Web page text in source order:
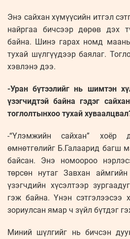
Энэ сайхан хүмүүсийн итгэл
найргаа бичсээр дөрөв дэх
байна. Шинэ гарах номд
тухай шүлгүүдээр баялаг.
хэвлэнэ дээ.
-Уран бүтээлийг нь шимтэн
үзэгчидтэй байна гэдэг
тоглолтынхоо тухай
-“Үлэмжийн сайхан”
өмнөтгөлийг Б.Галаарид багш
байсан. Энэ номоороо
төрсөн нутаг Завхан
үзэгчдийн хүсэлтээр
гэж байна. Үнэн сэтгэлээсээ
зориулсан ямар ч зүйл бүтдэг
Миний шүлгийг нь бичсэн